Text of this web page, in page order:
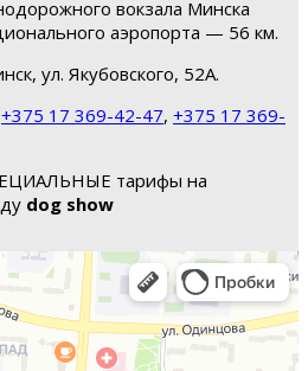
вокзала Минска
аэропорта — 56 км.
ул. Якубовского, 52А.
+375 17 369-42-47, +375 17 369-
тарифы на
dog show